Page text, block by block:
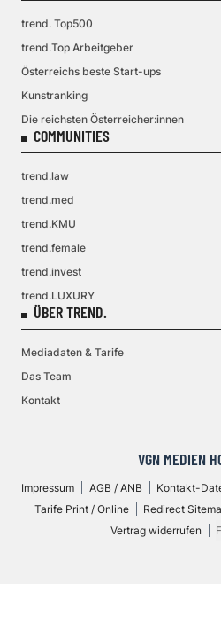
trend. Top500
trend.Top Arbeitgeber
Österreichs beste Start-ups
Kunstranking
Die reichsten Österreicher:innen
COMMUNITIES
trend.law
trend.med
trend.KMU
trend.female
trend.invest
trend.LUXURY
ÜBER TREND.
Mediadaten & Tarife
Das Team
Kontakt
VGN MEDIEN
Impressum AGB / ANB Kontakt-
Tarife Print / Online
Redirect
Vertrag widerrufen